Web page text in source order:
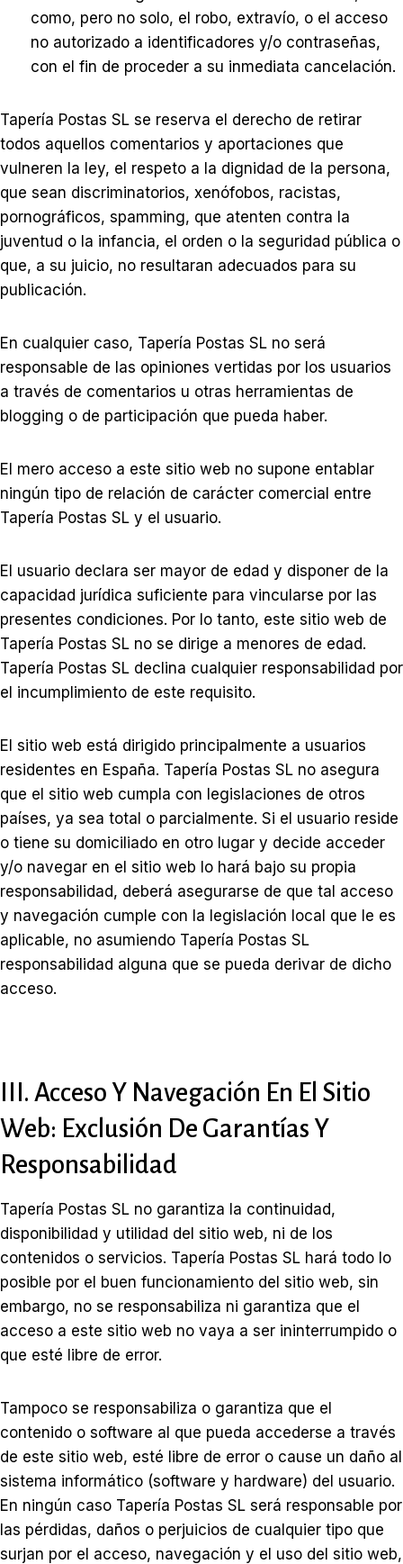
como, pero no solo, el robo, extravío, o el acceso
no autorizado a identificadores y/o contraseñas,
con el fin de proceder a su inmediata cancelación.
Tapería Postas SL se reserva el derecho de retirar
todos aquellos comentarios y aportaciones que
vulneren la ley, el respeto a la dignidad de la persona,
que sean discriminatorios, xenófobos, racistas,
pornográficos, spamming, que atenten contra la
juventud o la infancia, el orden o la seguridad pública o
que, a su juicio, no resultaran adecuados para su
publicación.
En cualquier caso, Tapería Postas SL no será
responsable de las opiniones vertidas por los usuarios
a través de comentarios u otras herramientas de
blogging o de participación que pueda haber.
El mero acceso a este sitio web no supone entablar
ningún tipo de relación de carácter comercial entre
Tapería Postas SL y el usuario.
El usuario declara ser mayor de edad y disponer de la
capacidad jurídica suficiente para vincularse por las
presentes condiciones. Por lo tanto, este sitio web de
Tapería Postas SL no se dirige a menores de edad.
Tapería Postas SL declina cualquier responsabilidad por
el incumplimiento de este requisito.
El sitio web está dirigido principalmente a usuarios
residentes en España. Tapería Postas SL no asegura
que el sitio web cumpla con legislaciones de otros
países, ya sea total o parcialmente. Si el usuario reside
o tiene su domiciliado en otro lugar y decide acceder
y/o navegar en el sitio web lo hará bajo su propia
responsabilidad, deberá asegurarse de que tal acceso
y navegación cumple con la legislación local que le es
aplicable, no asumiendo Tapería Postas SL
responsabilidad alguna que se pueda derivar de dicho
acceso.
III. Acceso Y Navegación En El Sitio
Web: Exclusión De Garantías Y
Responsabilidad
Tapería Postas SL no garantiza la continuidad,
disponibilidad y utilidad del sitio web, ni de los
contenidos o servicios. Tapería Postas SL hará todo lo
posible por el buen funcionamiento del sitio web, sin
embargo, no se responsabiliza ni garantiza que el
acceso a este sitio web no vaya a ser ininterrumpido o
que esté libre de error.
Tampoco se responsabiliza o garantiza que el
contenido o software al que pueda accederse a través
de este sitio web, esté libre de error o cause un daño al
sistema informático (software y hardware) del usuario.
En ningún caso Tapería Postas SL será responsable por
las pérdidas, daños o perjuicios de cualquier tipo que
surjan por el acceso, navegación y el uso del sitio web,